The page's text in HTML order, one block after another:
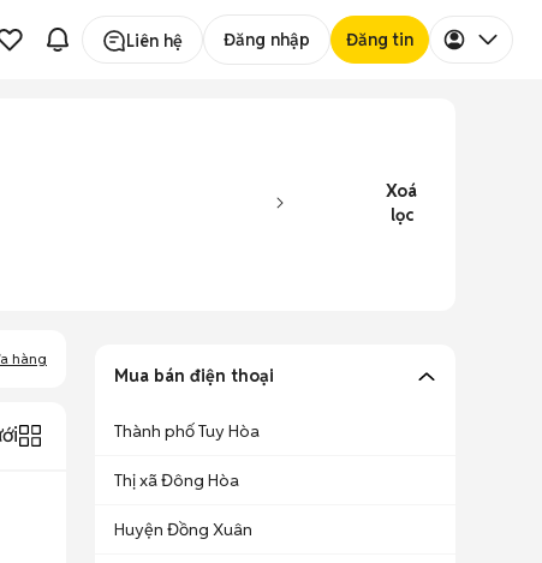
Liên hệ Đăng nhập Đăng tin
Xoá
lọc
hàng
Mua bán điện thoại
Thành phố Tuy Hòa
Thị xã Đông Hòa
Huyện Đồng Xuân